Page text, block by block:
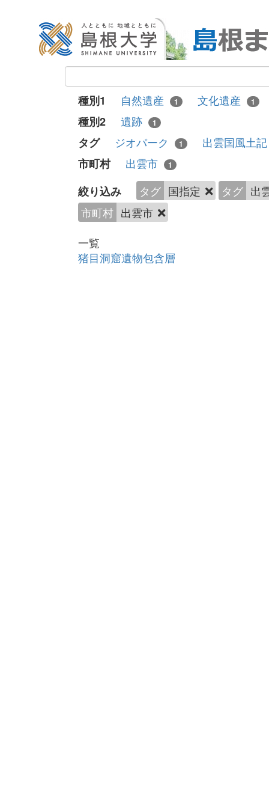
種別1 自然遺産 1 文化遺産 1
種別2 遺跡 1
タグ ジオパーク 1
出雲国風土
市町村
出雲市 1
絞り込み タグ 国指定 タグ 出
市町村 出雲市
一覧
猪目洞窟遺物包含層